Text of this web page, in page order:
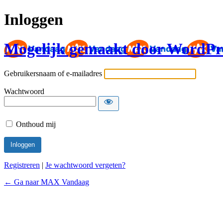
Inloggen
Mogelijk gemaakt door
Gebruikersnaam of e-mailadres
Wachtwoord
Onthoud mij
Registreren | Je wachtwoord vergeten?
← Ga naar MAX Vandaag